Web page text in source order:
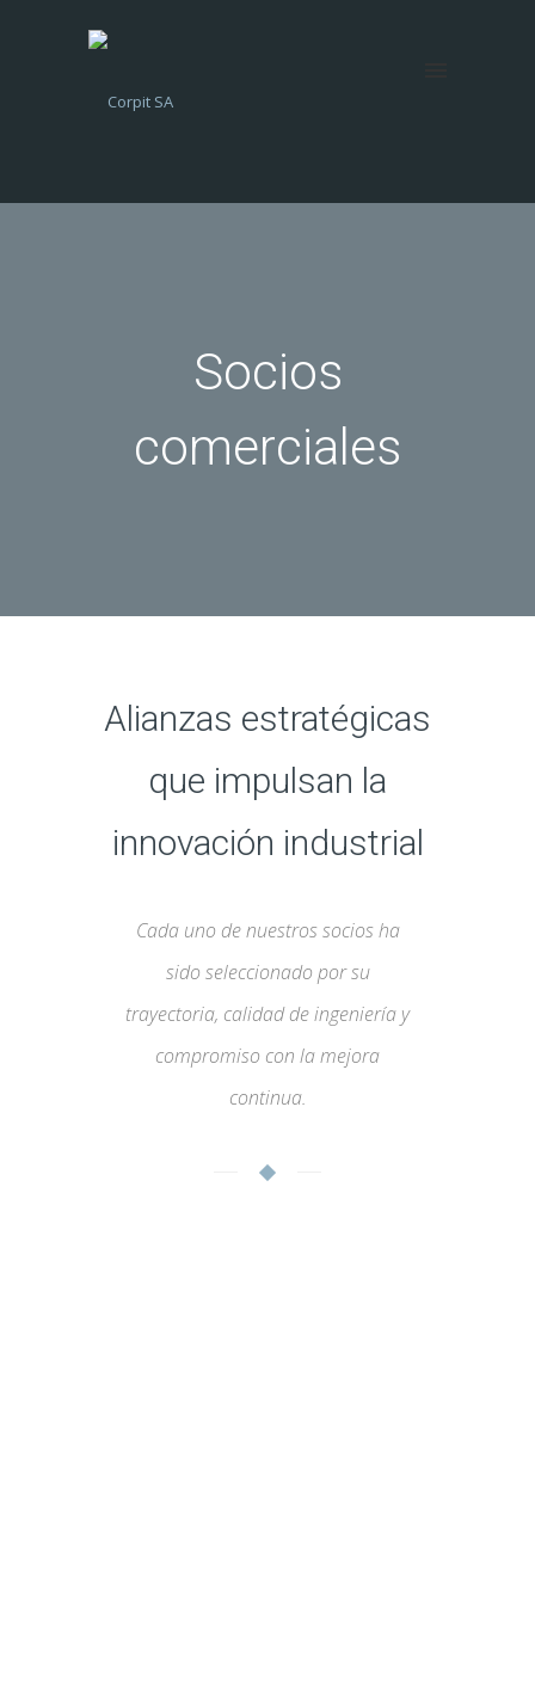
Socios
comerciales
Alianzas estratégicas
que impulsan la
innovación industrial
Cada uno de nuestros socios ha
sido seleccionado por su
trayectoria, calidad de ingeniería y
compromiso con la mejora
continua.